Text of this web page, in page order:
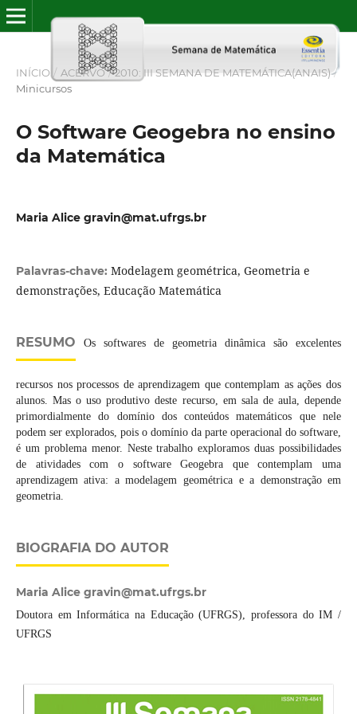
INÍCIO / ACERVO / 2010: III SEMANA DE MATEMÁTICA(ANAIS) /
Minicursos
O Software Geogebra no ensino
da Matemática
Maria Alice gravin@mat.ufrgs.br
Palavras-chave: Modelagem geométrica, Geometria e
demonstrações, Educação Matemática
RESUMO Os softwares de geometria dinâmica são excelentes
recursos nos processos de aprendizagem que contemplam as ações dos
alunos. Mas o uso produtivo deste recurso, em sala de aula, depende
primordialmente do domínio dos conteúdos matemáticos que nele
podem ser explorados, pois o domínio da parte operacional do software,
é um problema menor. Neste trabalho exploramos duas possibilidades
de atividades com o software Geogebra que contemplam uma
aprendizagem ativa: a modelagem geométrica e a demonstração em
geometria.
BIOGRAFIA DO AUTOR
Maria Alice gravin@mat.ufrgs.br
Doutora em Informática na Educação (UFRGS), professora do IM /
UFRGS